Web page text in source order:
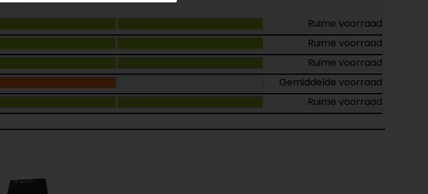
Ruime voorraad
Ruime voorraad
Ruime voorraad
Gemiddelde voorraad
Ruime voorraad